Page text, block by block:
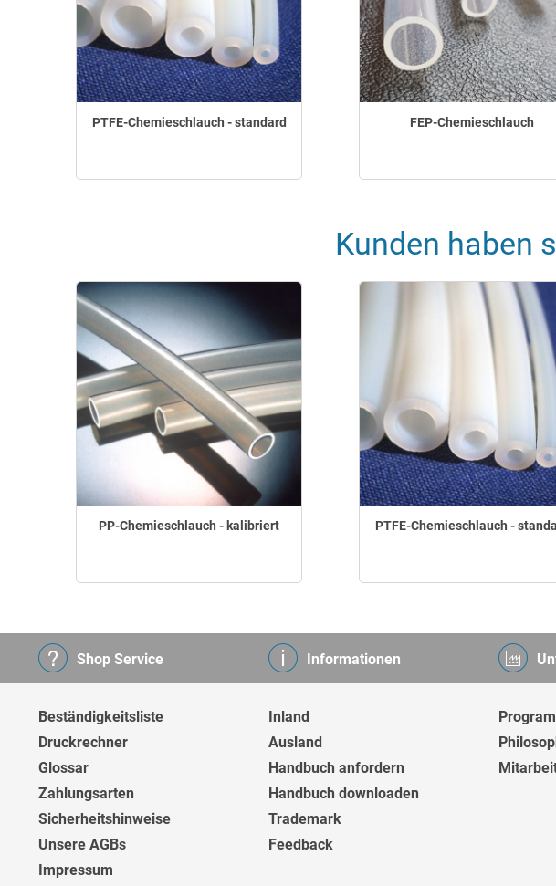
PTFE-Chemieschlauch - standard FEP-Chemieschlauch
Kunden haben
PP-Chemieschlauch - kalibriert PTFE-Chemieschlauch -
Shop Service
Beständigkeitsliste
Druckrechner
Glossar
Zahlungsarten
Sicherheitshinweise
Unsere AGBs
Impressum
Informationen
Inland
Ausland
Handbuch anfordern
Handbuch downloaden
Trademark
Feedback